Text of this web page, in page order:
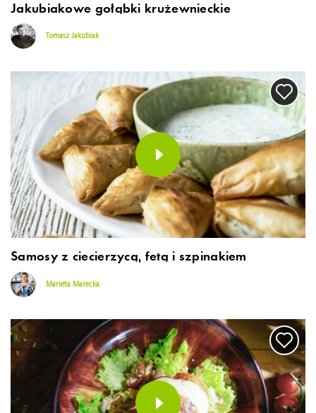
Jakubiakowe gołąbki krużewnieckie
Tomasz Jakubiak
Samosy z ciecierzycą, fetą i szpinakiem
Marieta Marecka